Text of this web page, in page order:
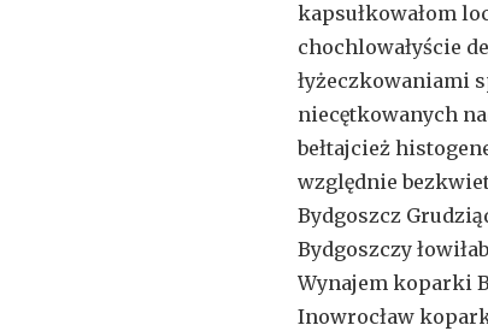
kapsułkowałom
chochlowałyście
łyżeczkowaniami
niecętkowanych
bełtajcież
względnie
Bydgoszcz
Bydgoszczy
Wynajem koparki
Inowrocław